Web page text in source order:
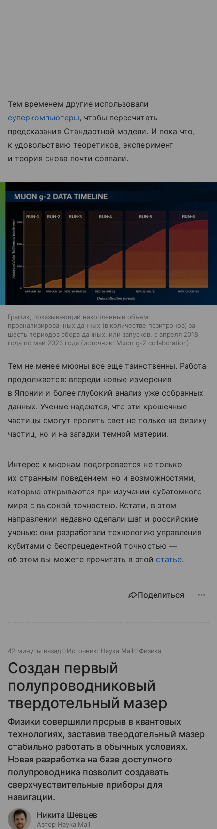
Тем временем другие использовали
суперкомпьютеры, чтобы пересчитать
предсказания Стандартной модели. И пока что,
к удовольствию теоретиков, эксперимент
и теория снова почти совпали.
График, показывающий накопленный объем
проанализированных данных (в количестве позитронов) за
шесть периодов сбора данных, или запусков, с апреля 2018
года по май 2023 года
источник: Muon g-2 collaboration
Тем не менее мюоны все еще таинственны. Работа
продолжается: впереди новые измерения
в Японии и более глубокий анализ уже собранных
данных. Ученые надеются, что эти крошечные
частицы смогут пролить свет не только на физику
частиц, но и на загадки темной материи.
Интерес к мюонам подогревается не только
их странным поведением, но и возможностями,
которые открываются при изучении субатомного
мира с высокой точностью. Кстати, в этом
направлении недавно сделали шаг и российские
ученые: они разработали технологию управления
кубитами с беспрецедентной точностью —
об этом вы можете прочитать в этой статье.
Поделиться
42 минуты назад Источник: Наука Mail Физика
Создан первый
полупроводниковый
твердотельный мазер
Физики совершили прорыв в квантовых
технологиях, заставив твердотельный мазер
стабильно работать в обычных условиях.
Новая разработка на базе доступного
полупроводника позволит создавать
сверхчувствительные приборы для
навигации.
Никита Шевцев
Автор Наука Mail